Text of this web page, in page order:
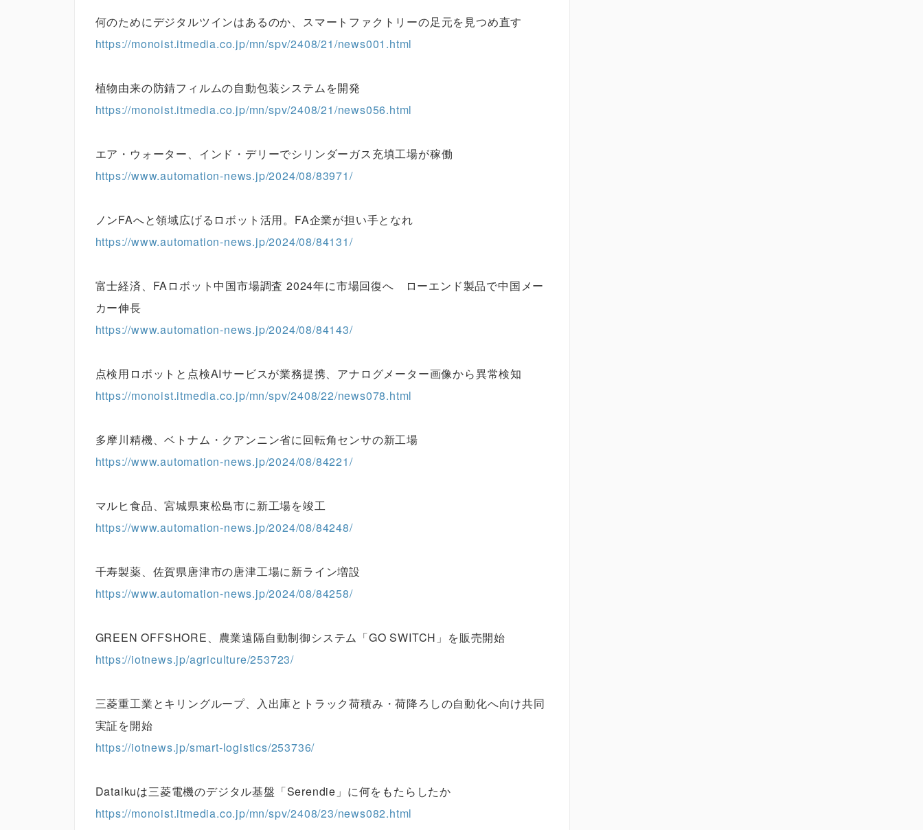
何のためにデジタルツインはあるのか、スマートファクトリーの足元を見つめ直す
https://monoist.itmedia.co.jp/mn/spv/2408/21/news001.html
植物由来の防錆フィルムの自動包装システムを開発
https://monoist.itmedia.co.jp/mn/spv/2408/21/news056.html
エア・ウォーター、インド・デリーでシリンダーガス充填工場が稼働
https://www.automation-news.jp/2024/08/83971/
ノンFAへと領域広げるロボット活用。FA企業が担い手となれ
https://www.automation-news.jp/2024/08/84131/
富士経済、FAロボット中国市場調査 2024年に市場回復へ ローエンド製品で中国メー
カー伸長
https://www.automation-news.jp/2024/08/84143/
点検用ロボットと点検AIサービスが業務提携、アナログメーター画像から異常検知
https://monoist.itmedia.co.jp/mn/spv/2408/22/news078.html
多摩川精機、ベトナム・クアンニン省に回転角センサの新工場
https://www.automation-news.jp/2024/08/84221/
マルヒ食品、宮城県東松島市に新工場を竣工
https://www.automation-news.jp/2024/08/84248/
千寿製薬、佐賀県唐津市の唐津工場に新ライン増設
https://www.automation-news.jp/2024/08/84258/
GREEN OFFSHORE、農業遠隔自動制御システム「GO SWITCH」を販売開始
https://iotnews.jp/agriculture/253723/
三菱重工業とキリングループ、入出庫とトラック荷積み・荷降ろしの自動化へ向け共同
実証を開始
https://iotnews.jp/smart-logistics/253736/
Dataikuは三菱電機のデジタル基盤「Serendie」に何をもたらしたか
https://monoist.itmedia.co.jp/mn/spv/2408/23/news082.html